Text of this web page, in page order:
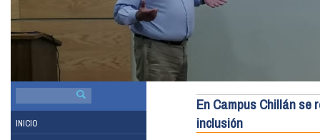
BUSCAR
INICIO
En Campus Chillán
inclusión